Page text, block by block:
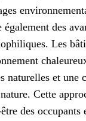
des
Les
naturelles et une
Cette
des occupants